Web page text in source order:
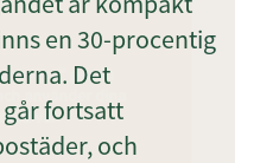
en 30-procentig
Det
går fortsatt
och
ger du
använder dina
vår